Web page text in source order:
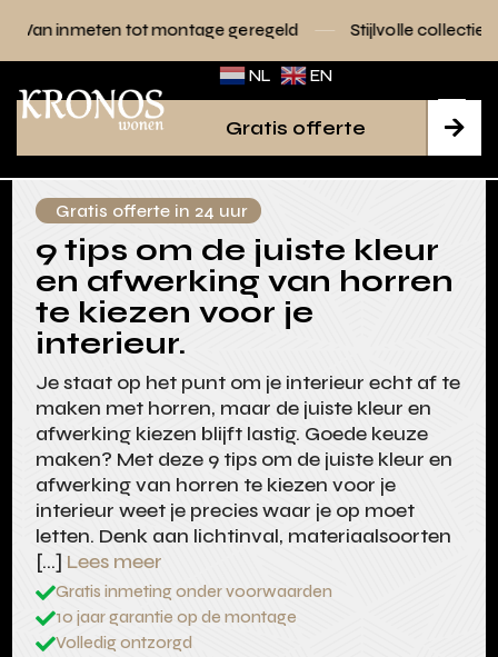
montage geregeld Stijlvolle collecties voor elk
NL EN

Gratis offerte
Gratis offerte in 24 uur
9 tips om de juiste kleur
en afwerking van horren
te kiezen voor je
interieur.
Je staat op het punt om je interieur echt af te
maken met horren, maar de juiste kleur en
afwerking kiezen blijft lastig. Goede keuze
maken? Met deze 9 tips om de juiste kleur en
afwerking van horren te kiezen voor je
interieur weet je precies waar je op moet
letten. Denk aan lichtinval, materiaalsoorten
[…] Lees meer
Gratis inmeting onder voorwaarden
10 jaar garantie op de montage
Volledig ontzorgd